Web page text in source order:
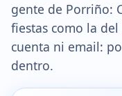
gente de Porriño:
fiestas como la
cuenta ni email:
dentro.